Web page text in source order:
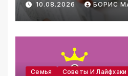
10.08.2026 БОРИС
Семья Советы И Лайфхаки